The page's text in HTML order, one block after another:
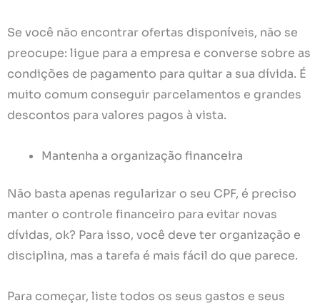
Se você não encontrar ofertas disponíveis, não se
preocupe: ligue para a empresa e converse sobre as
condições de pagamento para quitar a sua dívida. É
muito comum conseguir parcelamentos e grandes
descontos para valores pagos à vista.
Mantenha a organização financeira
Não basta apenas regularizar o seu CPF, é preciso
manter o controle financeiro para evitar novas
dívidas, ok? Para isso, você deve ter organização e
disciplina, mas a tarefa é mais fácil do que parece.
Para começar, liste todos os seus gastos e seus